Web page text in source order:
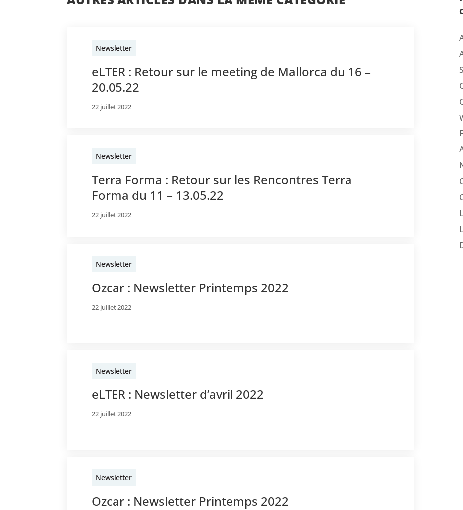
Newsletter
eLTER : Retour sur le meeting de Mallorca du 16 –
20.05.22
22 juillet 2022
Newsletter
Terra Forma : Retour sur les Rencontres Terra
Forma du 11 – 13.05.22
22 juillet 2022
Newsletter
Ozcar : Newsletter Printemps 2022
22 juillet 2022
Newsletter
eLTER : Newsletter d’avril 2022
22 juillet 2022
Newsletter
Ozcar : Newsletter Printemps 2022